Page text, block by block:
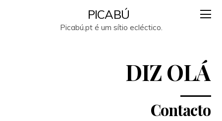
PICABÚ
Picabú.pt é um sítio ecléctico.
DIZ OLÁ
Contacto